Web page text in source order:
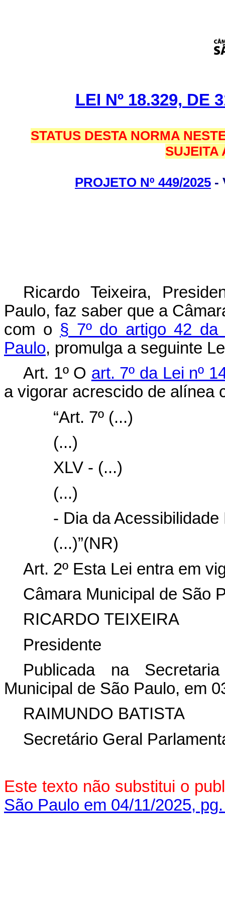
LEI Nº 18.329, DE
STATUS DESTA NORMA
SUJEITA
PROJETO Nº 449/2025 -
Ricardo Teixeira,
Paulo, faz saber que a
com o § 7º do artigo 42
Paulo, promulga a seguinte
Art. 1º O art. 7º da Lei nº
a vigorar acrescido de alínea
“Art. 7º (...)
(...)
XLV - (...)
(...)
- Dia da Acessibilidade
(...)”(NR)
Art. 2º Esta Lei entra em
Câmara Municipal de São
RICARDO TEIXEIRA
Presidente
Publicada na
Municipal de São Paulo, em
RAIMUNDO BATISTA
Secretário Geral
Este texto não substitui o
São Paulo em 04/11/2025,